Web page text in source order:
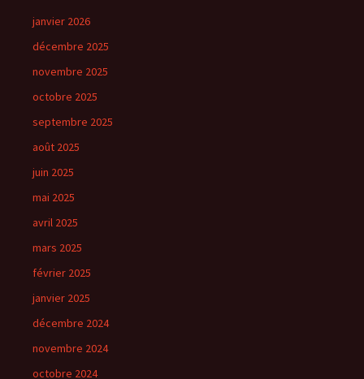
janvier 2026
décembre 2025
novembre 2025
octobre 2025
septembre 2025
août 2025
juin 2025
mai 2025
avril 2025
mars 2025
février 2025
janvier 2025
décembre 2024
novembre 2024
octobre 2024